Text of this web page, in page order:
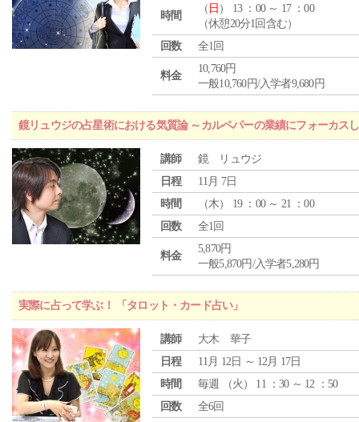
時間
（ 日 ） 13 ：00 ～ 17 ：00
（休憩20分1回含む）
回数
全1回
料金
10,760円
一般10,760円/入学者9,680円
鏡リュウジの占星術における気質論 ～カルペパーの業績にフォーカス
講師
鏡 リュウジ
日程
11月 7日
時間
（木） 19 ：00 ～ 21 ：00
回数
全1回
料金
5,870円
一般5,870円/入学者5,280円
実際に占って学ぶ！ 「タロット・カード占い」
講師
大木 華子
日程
11月 12日 ～ 12月 17日
時間
毎週 （火 ） 11 ：30 ～ 12 ：50
回数
全6回